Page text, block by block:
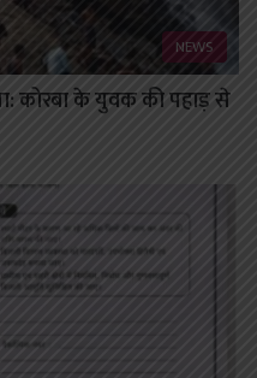
NEWS
कोरबा के युवक की पहाड़ से